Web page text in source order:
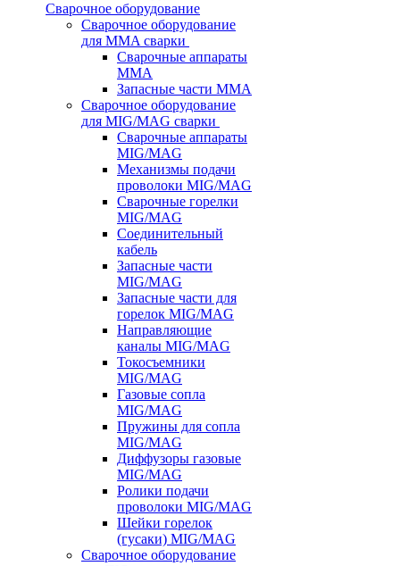
Сварочное оборудование
Сварочное оборудование
для MMA сварки
Сварочные аппараты
MMA
Запасные части MMA
Сварочное оборудование
для MIG/MAG сварки
Сварочные аппараты
MIG/MAG
Механизмы подачи
проволоки MIG/MAG
Сварочные горелки
MIG/MAG
Соединительный
кабель
Запасные части
MIG/MAG
Запасные части для
горелок MIG/MAG
Направляющие
каналы MIG/MAG
Токосъемники
MIG/MAG
Газовые сопла
MIG/MAG
Пружины для сопла
MIG/MAG
Диффузоры газовые
MIG/MAG
Ролики подачи
проволоки MIG/MAG
Шейки горелок
(гусаки) MIG/MAG
Сварочное оборудование